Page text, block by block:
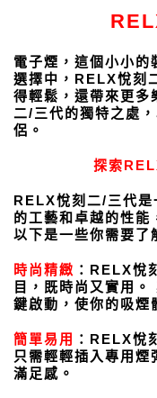
電子煙，這個小小的
選擇中，RELX悅刻
得輕鬆，還帶來更多
二/三代的獨特之處
侶。
探索
RELX悅刻二/三代是
的工藝和卓越的性能
以下是一些你需要了
時尚精緻 ：RELX悅
目，既時尚又實用
鍵啟動，使你的吸煙
簡單易用 ：RELX悅
只需輕輕插入專用煙
滿足感。